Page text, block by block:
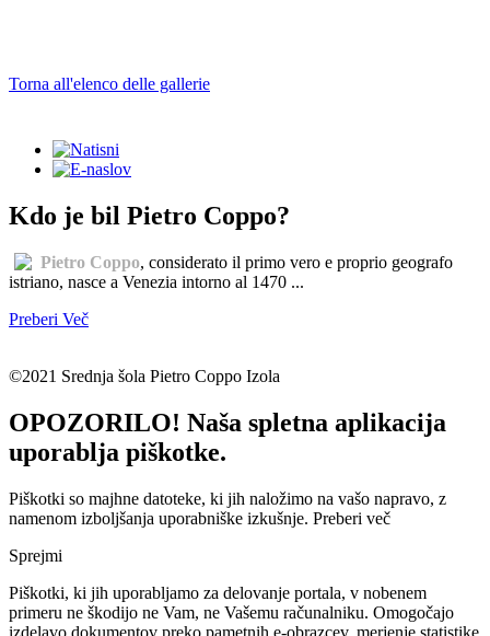
Torna all'elenco delle gallerie
Kdo je bil Pietro Coppo?
Pietro Coppo, considerato il primo vero e proprio geografo
istriano, nasce a Venezia intorno al 1470 ...
Preberi Več
©2021 Srednja šola Pietro Coppo Izola
OPOZORILO! Naša spletna aplikacija
uporablja piškotke.
Piškotki so majhne datoteke, ki jih naložimo na vašo napravo, z
namenom izboljšanja uporabniške izkušnje. Preberi več
Sprejmi
Piškotki, ki jih uporabljamo za delovanje portala, v nobenem
primeru ne škodijo ne Vam, ne Vašemu računalniku. Omogočajo
izdelavo dokumentov preko pametnih e-obrazcev, merjenje statistike